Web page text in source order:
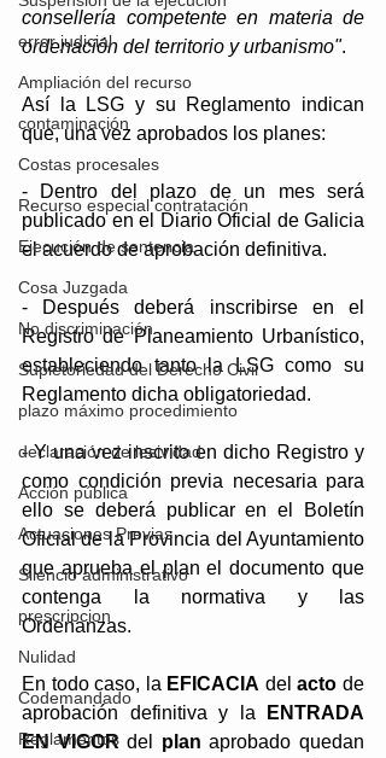
error judicial
Ampliación del recurso
contaminación
Costas procesales
Recurso especial contratación
Ejecución de sentencia
Cosa Juzgada
No discriminación
Supletoriedad del Derecho Civil
plazo máximo procedimiento
declaración de lesividad
Acción pública
Actuaciones Previas
Silencio administrativo
prescripcion
Nulidad
Codemandado
Reglamentos
consellería competente en materia de
ordenación del territorio y urbanismo".
Así la LSG y su Reglamento indican
que, una vez aprobados los planes:
- Dentro del plazo de un mes será
publicado en el Diario Oficial de Galicia
el acuerdo de aprobación definitiva.
- Después deberá inscribirse en el
Registro de Planeamiento Urbanístico,
estableciendo tanto la LSG como su
Reglamento dicha obligatoriedad.
- Y una vez inscrito en dicho Registro y
como condición previa necesaria para
ello se deberá publicar en el Boletín
Oficial de la Provincia del Ayuntamiento
que aprueba el plan el documento que
contenga la normativa y las
Ordenanzas.
En todo caso, la EFICACIA del acto de
aprobación definitiva y la
ENTRADA
EN VIGOR del plan aprobado quedan